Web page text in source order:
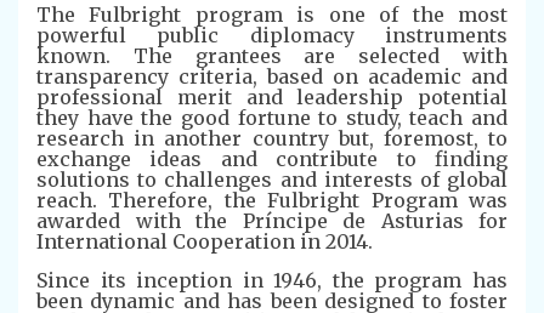
The Fulbright program is one of the most
powerful public diplomacy instruments
known. The grantees are selected with
transparency criteria, based on academic and
professional merit and leadership potential
they have the good fortune to study, teach and
research in another country but, foremost, to
exchange ideas and contribute to finding
solutions to challenges and interests of global
reach. Therefore, the Fulbright Program was
awarded with the Príncipe de Asturias for
International Cooperation in 2014.
Since its inception in 1946, the program has
been dynamic and has been designed to foster